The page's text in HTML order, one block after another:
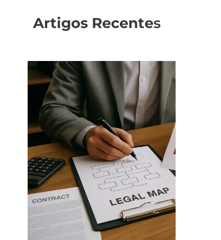
Artigos Recentes